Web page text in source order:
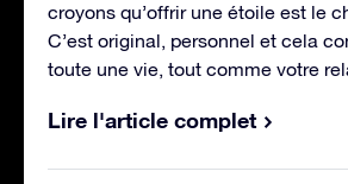
croyons qu’offrir une étoile est le
C’est original, personnel et cela
toute une vie, tout comme votre
Lire l'article complet